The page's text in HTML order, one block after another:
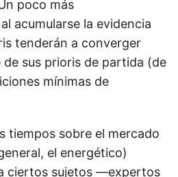
poco más
acumularse la evidencia
tenderán a converger
sus prioris de partida (de
mínimas de
tiempos sobre el mercado
el energético)
ciertos sujetos —expertos